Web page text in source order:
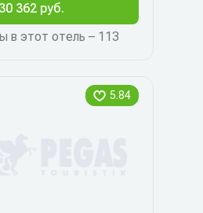
в этот отель – 113
362 руб.
5.84